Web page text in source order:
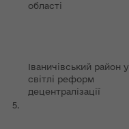
області
5.
Іваничівський район у
світлі реформ
децентралізації